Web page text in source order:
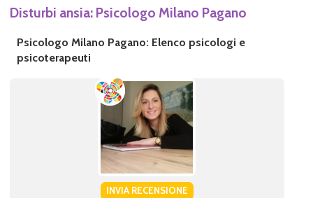
Disturbi ansia: Psicologo Milano Pagano
Psicologo Milano Pagano: Elenco psicologi e
psicoterapeuti
INVIA RECENSIONE